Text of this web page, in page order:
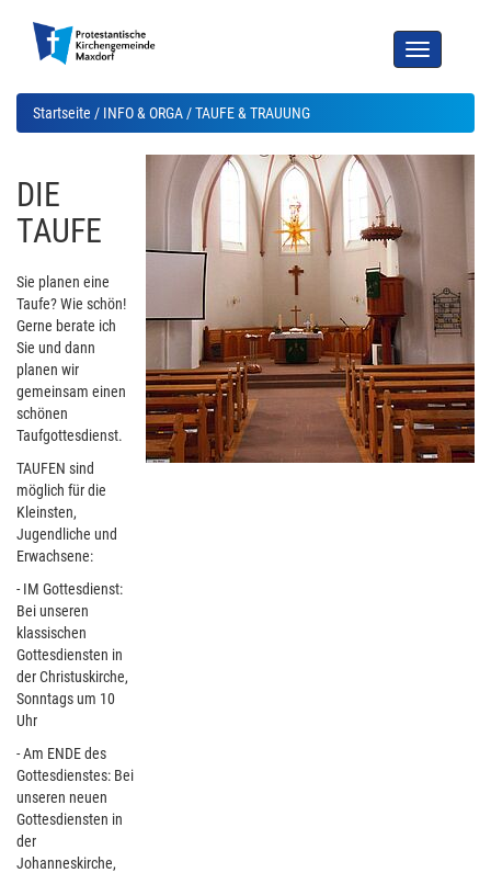
Toggle
navigation
Startseite / INFO & ORGA / TAUFE & TRAUUNG
DIE
TAUFE
Sie planen eine
Taufe? Wie schön!
Gerne berate ich
Sie und dann
planen wir
gemeinsam einen
schönen
Taufgottesdienst.
TAUFEN sind
möglich für die
Kleinsten,
Jugendliche und
Erwachsene:
- IM Gottesdienst:
Bei unseren
klassischen
Gottesdiensten in
der Christuskirche,
Sonntags um 10
Uhr
- Am ENDE des
Gottesdienstes: Bei
unseren neuen
Gottesdiensten in
der
Johanneskirche,